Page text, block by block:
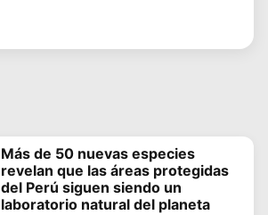
Más de 50 nuevas especies
revelan que las áreas protegidas
del Perú siguen siendo un
laboratorio natural del planeta